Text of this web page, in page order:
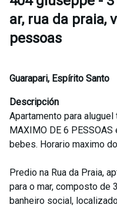
ar, rua da praia,
pessoas
Guarapari, Espírito Santo
Descripción
Apartamento para
MAXIMO DE 6
bebes. Horario maximo
Predio na Rua da Praia,
para o mar, composto de
banheiro social,